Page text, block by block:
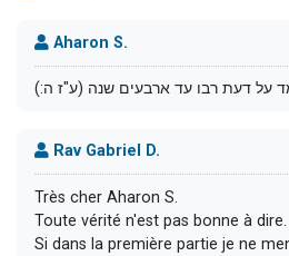
Aharon S.
Rav Gabriel D.
Très cher Aharon S.
Toute vérité n'est pas bonne à dire.
Si dans la première partie je ne